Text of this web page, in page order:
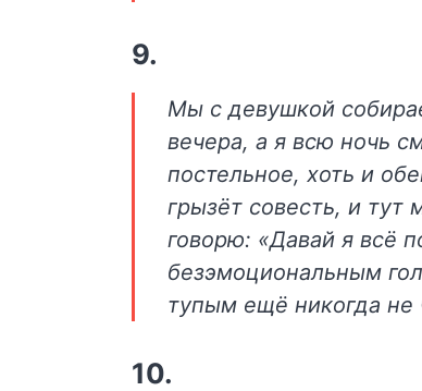
9.
Мы с девушкой
вечера, а я всю ночь
постельное, хоть и
грызёт совесть, и тут
говорю: «Давай я всё
безэмоциональным
тупым ещё никогда не
10.